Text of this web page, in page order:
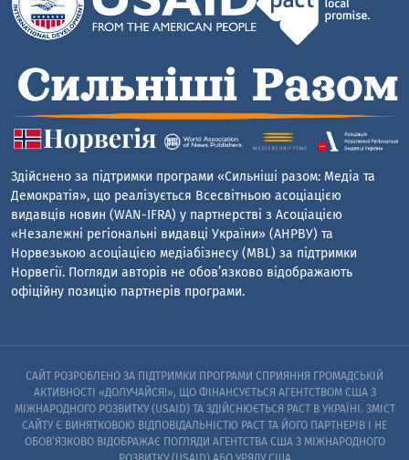
Здійснено за підтримки програми «Сильніші разом: Медіа та
Демократія», що реалізується Всесвітньою асоціацією
видавців новин (WAN-IFRA) у партнерстві з Асоціацією
«Незалежні регіональні видавці України» (АНРВУ) та
Норвезькою асоціацією медіабізнесу (MBL) за підтримки
Норвегії. Погляди авторів не обов’язково відображають
офіційну позицію партнерів програми.
САЙТ РОЗРОБЛЕНО ЗА ПІДТРИМКИ ПРОГРАМИ СПРИЯННЯ ГРОМАДСЬКІЙ
АКТИВНОСТІ «ДОЛУЧАЙСЯ!», ЩО ФІНАНСУЄТЬСЯ АГЕНТСТВОМ США З
МІЖНАРОДНОГО РОЗВИТКУ (USAID) ТА ЗДІЙСНЮЄТЬСЯ PACT В УКРАЇНІ. ЗМІСТ
САЙТУ Є ВИНЯТКОВОЮ ВІДПОВІДАЛЬНІСТЮ PACT ТА ЙОГО ПАРТНЕРІВ I НЕ
ОБОВ’ЯЗКОВО ВІДОБРАЖАЄ ПОГЛЯДИ АГЕНТСТВА США З МІЖНАРОДНОГО